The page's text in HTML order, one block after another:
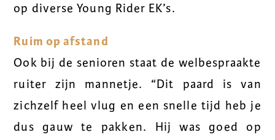
op diverse Young Rider EK’s.
Ruim op afstand
Ook bij de senioren staat de welbespraakte
ruiter zijn mannetje. “Dit paard is van
zichzelf heel vlug en een snelle tijd heb je
dus gauw te pakken. Hij was goed op